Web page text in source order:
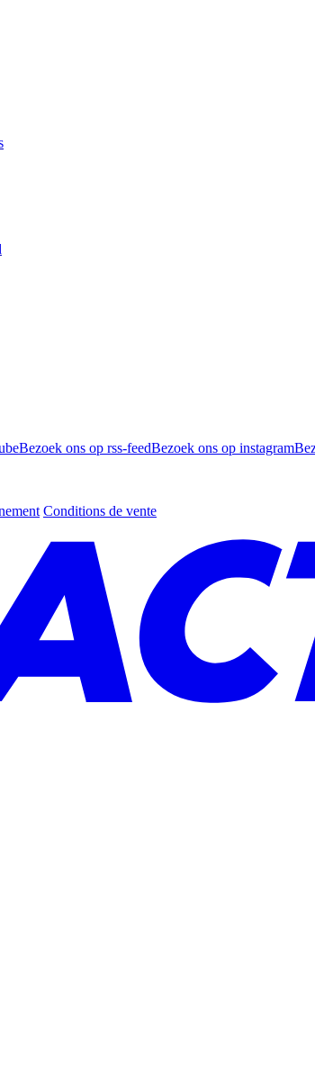
Bezoek ons op rss-feedBezoek ons op instagram
Conditions de vente